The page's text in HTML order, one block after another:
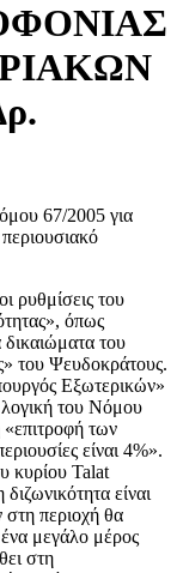
67/2005 για
ρυθμίσεις του
όπως
του
του Ψευδοκράτους.
Εξωτερικών»
του Νόμου
«επιτροφή των
είναι 4%».
κυρίου Talat
είναι
στη περιοχή θα
μεγάλο μέρος
στη